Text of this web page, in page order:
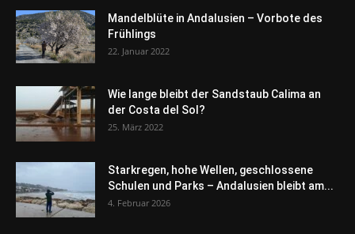
Mandelblüte in Andalusien – Vorbote des
Frühlings
22. Januar 2022
Wie lange bleibt der Sandstaub Calima an
der Costa del Sol?
25. März 2022
Starkregen, hohe Wellen, geschlossene
Schulen und Parks – Andalusien bleibt am...
4. Februar 2026